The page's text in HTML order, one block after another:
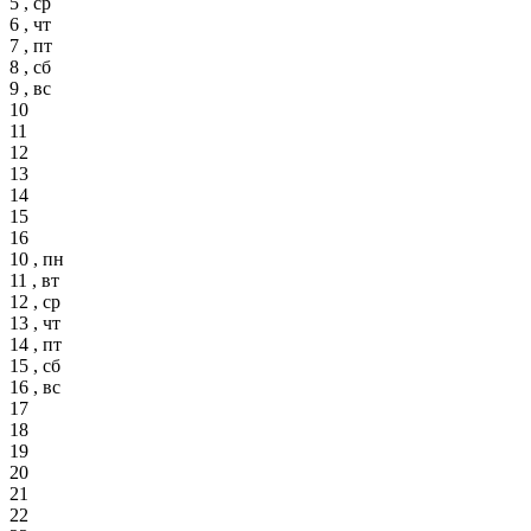
6 , чт
7 , пт
8 , сб
9 , вс
10
11
12
13
14
15
16
10 , пн
11 , вт
12 , ср
13 , чт
14 , пт
15 , сб
16 , вс
17
18
19
20
21
22